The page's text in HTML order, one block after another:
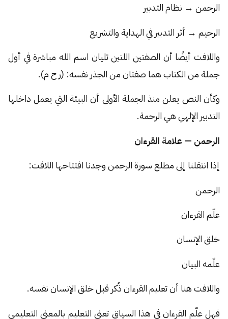
الرحمن → نظام التدبير
الرحيم → أثر التدبير في الهداية والتشريع
واللافت أيضًا أن الصفتين اللتين تليان اسم الله مباشرة في أول
جملة من الكتاب هما صفتان من الجذر نفسه: (ر ح م).
وكأن النص يعلن منذ الجملة الأولى أن البيئة التي يعمل داخلها
التدبير الإلهي هي الرحمة.
الرحمن — علامة القرءان
إذا انتقلنا إلى مطلع سورة الرحمن وجدنا افتتاحها اللافت:
الرحمن
علّم القرءان
خلق الإنسان
علّمه البيان
واللافت هنا أن تعليم القرءان ذُكر قبل خلق الإنسان نفسه.
فهل علّم القرءان في هذا السياق تعني التعليم بالمعنى التعليمي